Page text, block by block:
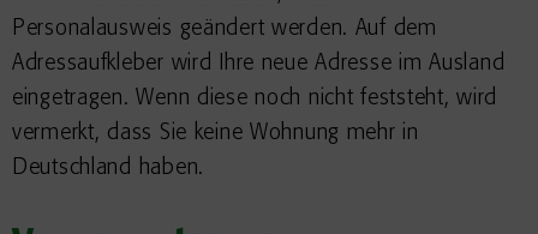
Personalausweis geändert werden. Auf dem
Adressaufkleber wird Ihre neue Adresse im Ausland
eingetragen. Wenn diese noch nicht feststeht, wird
vermerkt, dass Sie keine Wohnung mehr in
Deutschland haben.